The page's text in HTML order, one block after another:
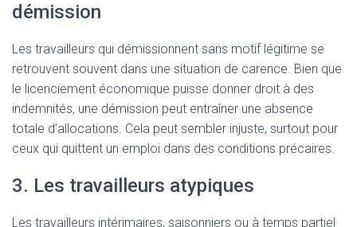
démission
Les travailleurs qui démissionnent sans motif légitime se
retrouvent souvent dans une situation de carence. Bien que
le licenciement économique puisse donner droit à des
indemnités, une démission peut entraîner une absence
totale d’allocations. Cela peut sembler injuste, surtout pour
ceux qui quittent un emploi dans des conditions précaires.
3. Les travailleurs atypiques
Les travailleurs intérimaires, saisonniers ou à temps partiel